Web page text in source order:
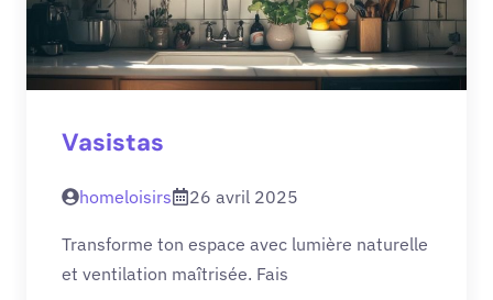
Vasistas
homeloisirs 26 avril 2025
Transforme ton espace avec lumière naturelle
et ventilation maîtrisée. Fais